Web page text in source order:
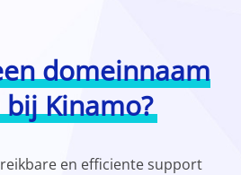
domeinnaam
Kinamo?
en efficiente support